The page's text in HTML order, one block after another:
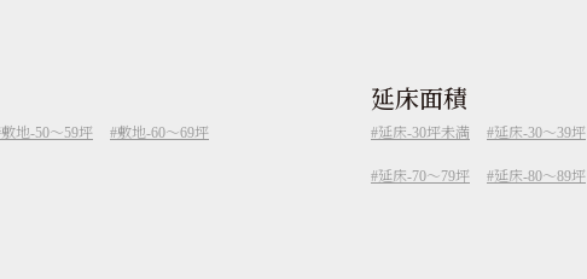
敷地-50～59坪 敷地-60～69坪
延床面積
延床-30坪未満 延床-30～39坪
延床-70～79坪 延床-80～89坪